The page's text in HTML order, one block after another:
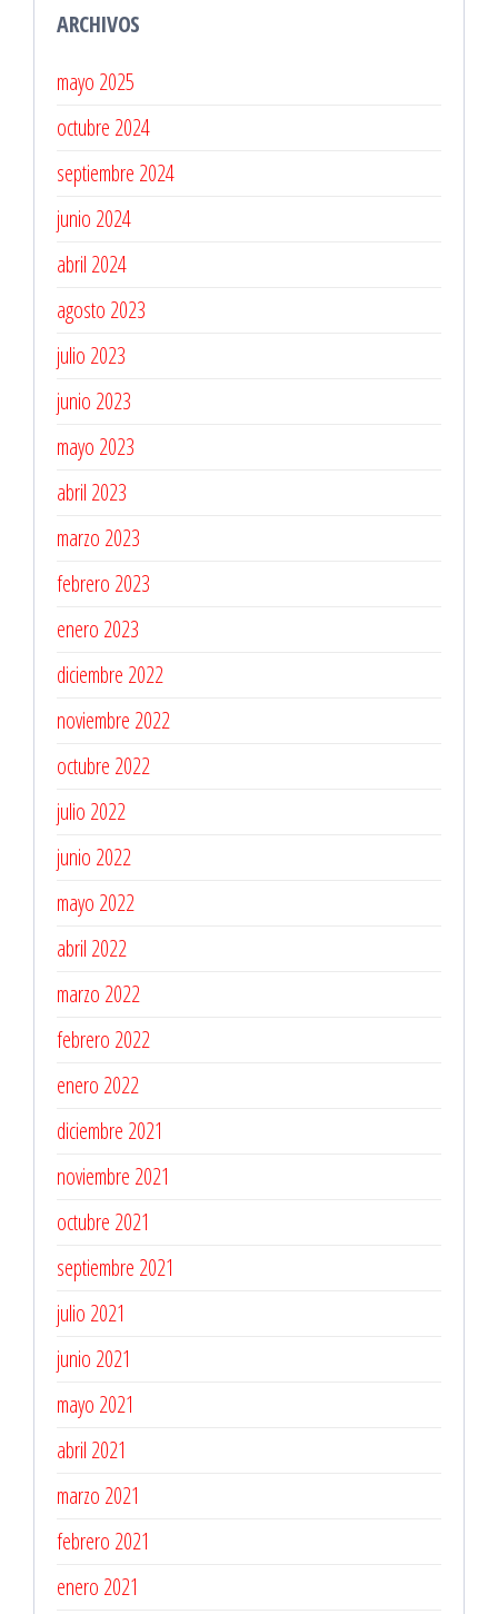
ARCHIVOS
mayo 2025
octubre 2024
septiembre 2024
junio 2024
abril 2024
agosto 2023
julio 2023
junio 2023
mayo 2023
abril 2023
marzo 2023
febrero 2023
enero 2023
diciembre 2022
noviembre 2022
octubre 2022
julio 2022
junio 2022
mayo 2022
abril 2022
marzo 2022
febrero 2022
enero 2022
diciembre 2021
noviembre 2021
octubre 2021
septiembre 2021
julio 2021
junio 2021
mayo 2021
abril 2021
marzo 2021
febrero 2021
enero 2021